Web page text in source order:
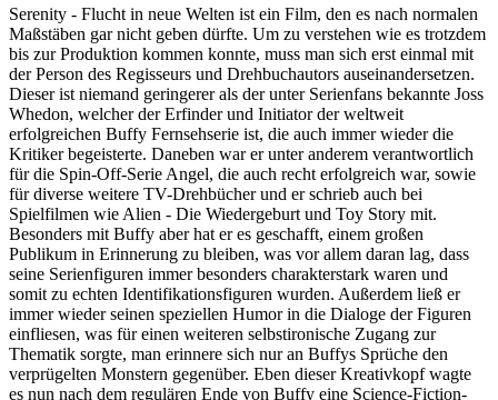
Serenity - Flucht in neue Welten ist ein Film, den es nach normalen
Maßstäben gar nicht geben dürfte. Um zu verstehen wie es trotzdem
bis zur Produktion kommen konnte, muss man sich erst einmal mit
der Person des Regisseurs und Drehbuchautors auseinandersetzen.
Dieser ist niemand geringerer als der unter Serienfans bekannte Joss
Whedon, welcher der Erfinder und Initiator der weltweit
erfolgreichen Buffy Fernsehserie ist, die auch immer wieder die
Kritiker begeisterte. Daneben war er unter anderem verantwortlich
für die Spin-Off-Serie Angel, die auch recht erfolgreich war, sowie
für diverse weitere TV-Drehbücher und er schrieb auch bei
Spielfilmen wie Alien - Die Wiedergeburt und Toy Story mit.
Besonders mit Buffy aber hat er es geschafft, einem großen
Publikum in Erinnerung zu bleiben, was vor allem daran lag, dass
seine Serienfiguren immer besonders charakterstark waren und
somit zu echten Identifikationsfiguren wurden. Außerdem ließ er
immer wieder seinen speziellen Humor in die Dialoge der Figuren
einfliesen, was für einen weiteren selbstironische Zugang zur
Thematik sorgte, man erinnere sich nur an Buffys Sprüche den
verprügelten Monstern gegenüber. Eben dieser Kreativkopf wagte
es nun nach dem regulären Ende von Buffy eine Science-Fiction-